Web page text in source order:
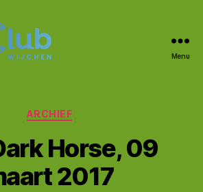
Menu
Categorieën
ARCHIEF
Horse, 09
2017